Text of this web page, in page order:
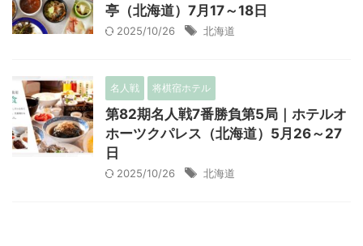
亭（北海道）7月17～18日
2025/10/26 北海道
名人戦 将棋宿ホテル
第82期名人戦7番勝負第5局｜ホテルオ
ホーツクパレス（北海道）5月26～27
日
2025/10/26 北海道